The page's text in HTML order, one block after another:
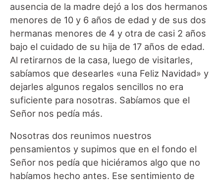
ausencia de la madre dejó a los dos hermanos
menores de 10 y 6 años de edad y de sus dos
hermanas menores de 4 y otra de casi 2 años
bajo el cuidado de su hija de 17 años de edad.
Al retirarnos de la casa, luego de visitarles,
sabíamos que desearles «una Feliz Navidad» y
dejarles algunos regalos sencillos no era
suficiente para nosotras. Sabíamos que el
Señor nos pedía más.
Nosotras dos reunimos nuestros
pensamientos y supimos que en el fondo el
Señor nos pedía que hiciéramos algo que no
habíamos hecho antes. Ese sentimiento de